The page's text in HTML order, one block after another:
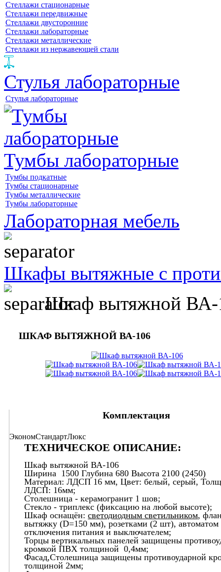
Стеллажи стационарные
Стеллажи передвижные
Стеллажи двусторонние
Стеллажи лабораторные
Стеллажи металлические
Стеллажи из нержавеющей стали
Стулья лабораторные
Стулья лабораторные
Тумбы лабораторные
Тумбы подкатные
Тумбы стационарные
Тумбы металлические
Тумбы лабораторные
Лабораторная мебель
Шкафы вытяжные с
Шкаф вытяжной ВА-
ШКАФ ВЫТЯЖНОЙ ВА-106
Комплектация
ЭкономСтандартЛюкс
ТЕХНИЧЕСКОЕ ОПИСАНИЕ:
Шкаф вытяжной ВА-106
Ширина 1500 Глубина 680 Высота 2100 (2450)
Материал: ЛДСП 16 мм, Цвет: белый, серый,
ЛДСП: 16мм;
Столешница - керамогранит 1 шов;
Стекло - триплекс (фиксацию на любой высоте);
Шкаф оснащён: светодиодным светильником,
вытяжку (D=150 мм), розетками (2 шт), автоматом
отключения питания и выключателем;
Торцы вертикальных панелей защищены
кромкой ПВХ толщиной 0,4мм;
Фасад,Столешница защищены противоударной
толщиной 2мм;